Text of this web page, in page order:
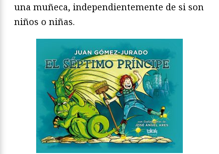
una muñeca, independientemente de si son
niños o niñas.